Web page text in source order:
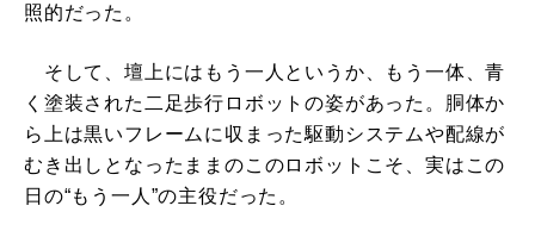
照的だった。
そして、壇上にはもう一人というか、もう一体、青
く塗装された二足歩行ロボットの姿があった。胴体か
ら上は黒いフレームに収まった駆動システムや配線が
むき出しとなったままのこのロボットこそ、実はこの
日の“もう一人”の主役だった。